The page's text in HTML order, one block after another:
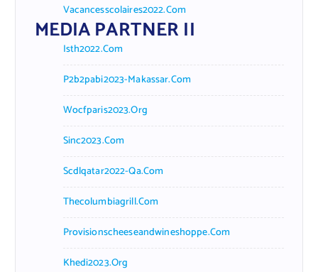
Vacancesscolaires2022.com
MEDIA PARTNER II
Isth2022.com
P2b2pabi2023-Makassar.com
Wocfparis2023.org
Sinc2023.com
Scdlqatar2022-Qa.com
Thecolumbiagrill.com
Provisionscheeseandwineshoppe.com
Khedi2023.org